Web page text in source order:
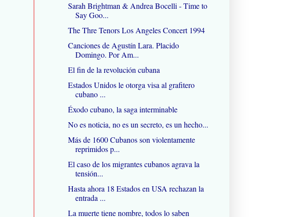
Sarah Brightman & Andrea Bocelli - Time to
Say Goo...
The Thre Tenors Los Angeles Concert 1994
Canciones de Agustín Lara. Placido
Domingo. Por Am...
El fin de la revolución cubana
Estados Unidos le otorga visa al grafitero
cubano ...
Éxodo cubano, la saga interminable
No es noticia, no es un secreto, es un hecho...
Más de 1600 Cubanos son violentamente
reprimidos p...
El caso de los migrantes cubanos agrava la
tensión...
Hasta ahora 18 Estados en USA rechazan la
entrada ...
La muerte tiene nombre, todos lo saben